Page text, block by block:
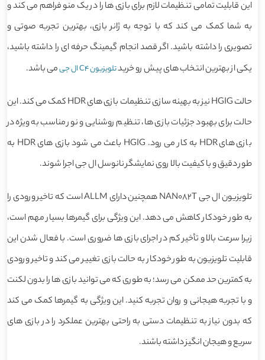
این قابلیت تمامی تنظیمات لازم برای بازی ها را در یک منو فراهم می کند و
به شما کمک می کند که با توجه به ژانر بازی، بهترین تجربه صوتی و
تصویری را داشته باشید. اگر قصد انجام گیمینگ حرفه ای را داشته باشید،
یکی از بهترین انتخاب های پیش رو خریدتلویزیون C4 ال جی می باشد.
حالت HGIG نیز به بهینه سازی تنظیمات بازی های HDR کمک می کند. این
حالت برای بهبود جزئیات بازی ها، تنظیم روشنایی و نور مناسب به ویژه در
بازی های HDR به کار می رود. HGIG باعث می شود بازی های HDR به
طور دقیق و با کیفیت بالا روی نمایشگر نانوسل ال جی اجرا شوند.
تلویزیون ال جی NAN082T همچنین دارای ALLM است که تاخیر ورودی را
به طور خودکار کاهش می دهد. این ویژگی برای گیمرها بسیار مهم است،
زیرا سرعت بالا و تأخیر کم در اجرای بازی ها ضروری است. با فعال شدن این
قابلیت تلویزیون به طور خودکار به حالت بازی تغییر می کند و تاخیر ورودی
به کمترین حد ممکن می رسد؛ به طوری که می توانید بازی ها را بدون لکنت
و با تجربه هیجانی و روان تجربه کنید. این ویژگی به گیمرها کمک می کند
که بدون نیاز به تنظیمات دستی به راحتی بهترین عملکرد را در بازی های
سریع و هیجان انگیز داشته باشند.